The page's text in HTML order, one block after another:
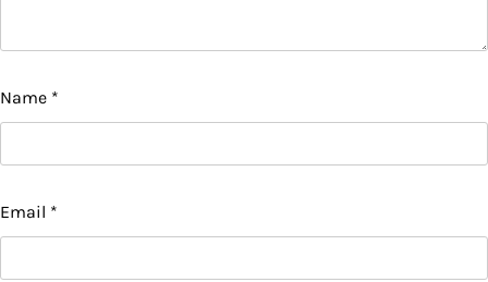
Name *
Email *